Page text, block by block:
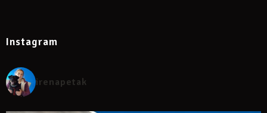
Instagram
irenapetak